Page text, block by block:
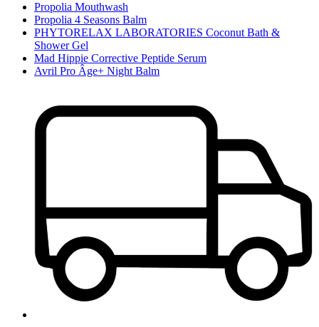
Propolia Mouthwash
Propolia 4 Seasons Balm
PHYTORELAX LABORATORIES Coconut Bath &
Shower Gel
Mad Hippie Corrective Peptide Serum
Avril Pro Âge+ Night Balm